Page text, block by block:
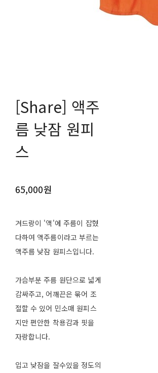
[Share] 액주
름 낮잠 원피
스
65,000원
겨드랑이 '액'에 주름이 잡혔
다하여 액주름이라고 부르는
액주름 낮잠 원피스입니다.
가슴부분 주름 원단으로 넓게
감싸주고, 어깨끈은 묶어 조
절할 수 있어 민소매 원피스
지만 편안한 착용감과 핏을
자랑합니다.
입고 낮잠을 잘수있을 정도의